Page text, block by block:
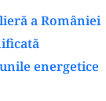
a României
energetice